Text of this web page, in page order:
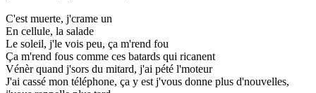
C'est muerte, j'crame un
En cellule, la salade
Le soleil, j'le vois peu, ça m'rend fou
Ça m'rend fous comme ces batards qui ricanent
Vénèr quand j'sors du mitard, j'ai pété l'moteur
J'ai cassé mon téléphone, ça y est j'vous donne plus d'nouvelles,